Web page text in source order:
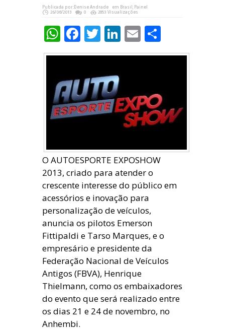
Publicada por: Denise Andrade em Brasil , Painel
26/08/2013
0 2853 Visualizações
WhatsApp
Facebook
Twitter
LinkedIn
Email
O AUTOESPORTE EXPOSHOW
2013, criado para atender o
crescente interesse do público em
acessórios e inovação para
personalização de veículos,
anuncia os pilotos Emerson
Fittipaldi e Tarso Marques, e o
empresário e presidente da
Federação Nacional de Veículos
Antigos (FBVA), Henrique
Thielmann, como os embaixadores
do evento que será realizado entre
os dias 21 e 24 de novembro, no
Anhembi.